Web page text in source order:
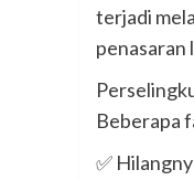
terjadi
penasaran
Beberapa
✅